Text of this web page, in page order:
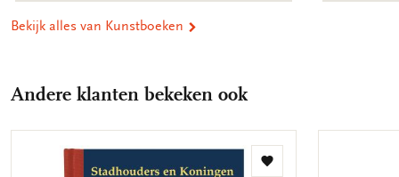
Bekijk alles van Kunstboeken
Andere klanten bekeken ook
Toevoegen